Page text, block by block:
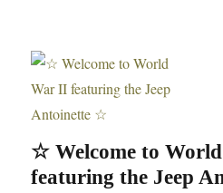
☆ Welcome to
featuring the Jeep